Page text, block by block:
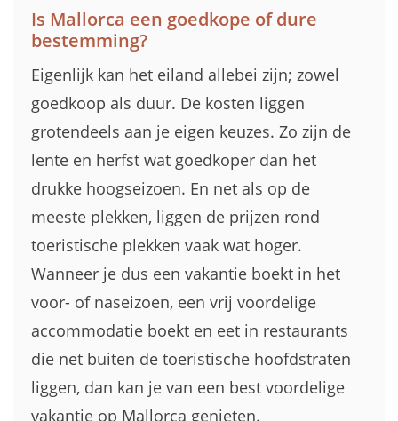
Is Mallorca een goedkope of dure
bestemming?
Eigenlijk kan het eiland allebei zijn; zowel
goedkoop als duur. De kosten liggen
grotendeels aan je eigen keuzes. Zo zijn de
lente en herfst wat goedkoper dan het
drukke hoogseizoen. En net als op de
meeste plekken, liggen de prijzen rond
toeristische plekken vaak wat hoger.
Wanneer je dus een vakantie boekt in het
voor- of naseizoen, een vrij voordelige
accommodatie boekt en eet in restaurants
die net buiten de toeristische hoofdstraten
liggen, dan kan je van een best voordelige
vakantie op Mallorca genieten.